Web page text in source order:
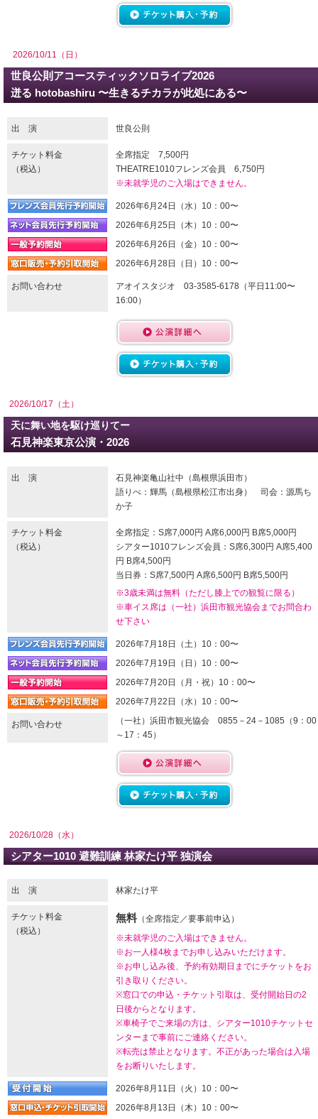
2026/10/11（日）
世良公則アコースティックソロライブ2026
迸る hotobashiru 〜生きるチカラが此処にある〜
出 演 世良公則
チケット料金
（税込）
全席指定 7,500円
THEATRE1010フレンズ会員 6,750円
※未就学児のご入場はできません。
2026年6月24日（水）10：00〜
2026年6月25日（木）10：00〜
2026年6月26日（金）10：00〜
2026年6月28日（日）10：00〜
お問い合わせ
アオイスタジオ 03-3585-6178（平日11:00〜
16:00）
2026/10/17（土）
天に舞い地を駆け巡りてー
石見神楽東京公演・2026
出 演
石見神楽亀山社中（島根県浜田市）
語りべ：輝馬（島根県松江市出身） 司会：源馬ち
か子
チケット料金
（税込）
全席指定：S席7,000円 A席6,000円 B席5,000円
シアター1010フレンズ会員：S席6,300円 A席5,400
円 B席4,500円
当日券：S席7,500円 A席6,500円 B席5,500円
※3歳未満は無料（ただし膝上での観覧に限る）
※車イス席は（一社）浜田市観光協会までお問合わ
せ下さい
2026年7月18日（土）10：00〜
2026年7月19日（日）10：00〜
2026年7月20日（月・祝）10：00〜
2026年7月22日（水）10：00〜
お問い合わせ
（一社）浜田市観光協会 0855－24－1085（9：00
～17：45）
2026/10/28（水）
シアター1010 避難訓練 林家たけ平 独演会
出 演 林家たけ平
チケット料金
（税込）
無料 （全席指定／要事前申込）
※未就学児のご入場はできません。
※お一人様4枚までお申し込みいただけます。
※お申し込み後、予約有効期日までにチケットをお
引き取りください。
※窓口での申込・チケット引取は、受付開始日の2
日後からとなります。
※車椅子でご来場の方は、シアター1010チケットセ
ンターまで事前にご連絡ください。
※転売は禁止となります。不正があった場合は入場
をお断りいたします。
2026年8月11日（火）10：00〜
2026年8月13日（木）10：00〜